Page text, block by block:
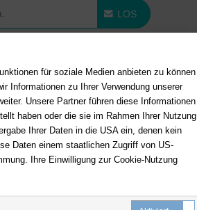
für soziale Medien anbieten zu können
Informationen zu Ihrer Verwendung unserer
Unsere Partner führen diese Informationen
haben oder die sie im Rahmen Ihrer Nutzung
Ihrer Daten in die USA ein, denen kein
Daten einem staatlichen Zugriff von US-
Ihre Einwilligung zur Cookie-Nutzung
LOS
Vorteile bei uns
Versand ab 36,- EUR
Online Shop und Zahlung mit